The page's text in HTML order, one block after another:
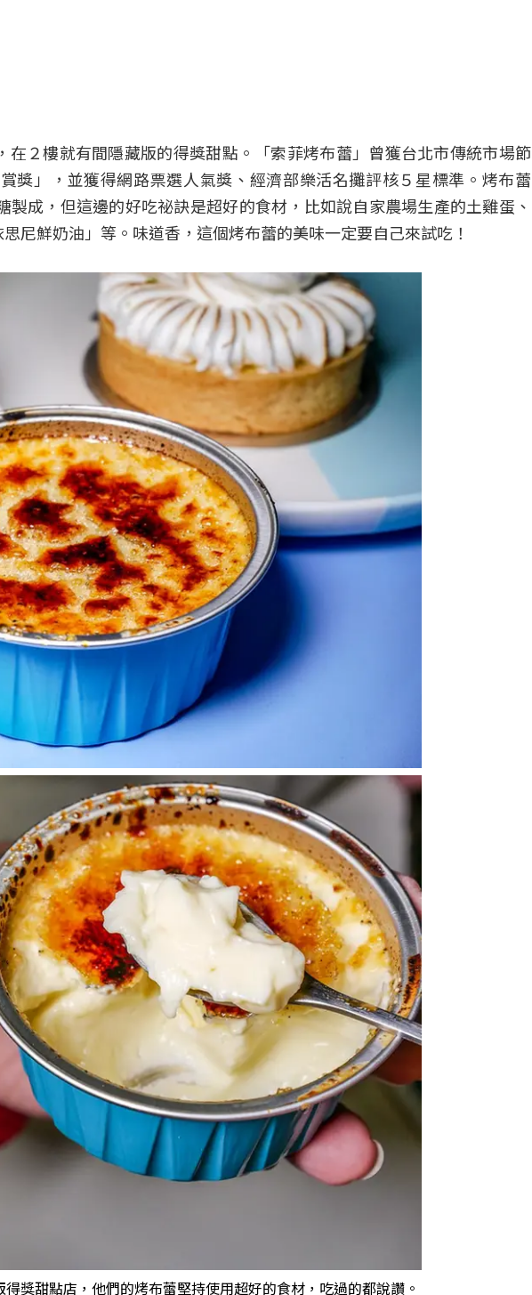
２樓就有間隱藏版的得獎甜點。「索菲烤布蕾」曾獲台北市傳統市場節
獎」，並獲得網路票選人氣獎、經濟部樂活名攤評核５星標準。烤布蕾
製成，但這邊的好吃祕訣是超好的食材，比如說自家農場生產的土雞蛋、
尼鮮奶油」等。味道香，這個烤布蕾的美味一定要自己來試吃！
獎甜點店，他們的烤布蕾堅持使用超好的食材，吃過的都說讚。